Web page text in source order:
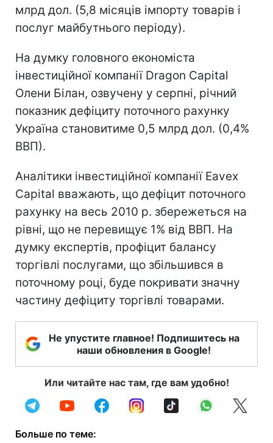
млрд дол. (5,8 місяців імпорту товарів і
послуг майбутнього періоду).
На думку головного економіста
інвестиційної компанії Dragon Capital
Олени Білан, озвучену у серпні, річний
показник дефіциту поточного рахунку
Україна становитиме 0,5 млрд дол. (0,4%
ВВП).
Аналітики інвестиційної компанії Eavex
Capital вважають, що дефіцит поточного
рахунку на весь 2010 р. збережеться на
рівні, що не перевищує 1% від ВВП. На
думку експертів, профіцит балансу
торгівлі послугами, що збільшився в
поточному році, буде покривати значну
частину дефіциту торгівлі товарами.
Не упустите главное! Подпишитесь на
наши обновления в Google!
Или читайте нас там, где вам удобно!
Больше по теме: